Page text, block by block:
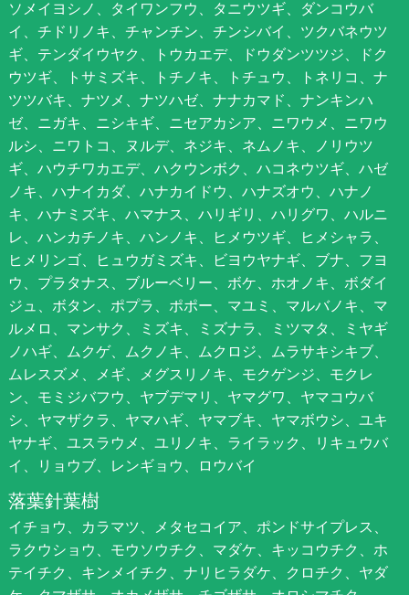
ソメイヨシノ、タイワンフウ、タニウツギ、ダンコウバ
イ、チドリノキ、チャンチン、チンシバイ、ツクバネウツ
ギ、テンダイウヤク、トウカエデ、ドウダンツツジ、ドク
ウツギ、トサミズキ、トチノキ、トチュウ、トネリコ、ナ
ツツバキ、ナツメ、ナツハゼ、ナナカマド、ナンキンハ
ゼ、ニガキ、ニシキギ、ニセアカシア、ニワウメ、ニワウ
ルシ、ニワトコ、ヌルデ、ネジキ、ネムノキ、ノリウツ
ギ、ハウチワカエデ、ハクウンボク、ハコネウツギ、ハゼ
ノキ、ハナイカダ、ハナカイドウ、ハナズオウ、ハナノ
キ、ハナミズキ、ハマナス、ハリギリ、ハリグワ、ハルニ
レ、ハンカチノキ、ハンノキ、ヒメウツギ、ヒメシャラ、
ヒメリンゴ、ヒュウガミズキ、ビヨウヤナギ、ブナ、フヨ
ウ、プラタナス、ブルーベリー、ボケ、ホオノキ、ボダイ
ジュ、ボタン、ポプラ、ポポー、マユミ、マルバノキ、マ
ルメロ、マンサク、ミズキ、ミズナラ、ミツマタ、ミヤギ
ノハギ、ムクゲ、ムクノキ、ムクロジ、ムラサキシキブ、
ムレスズメ、メギ、メグスリノキ、モクゲンジ、モクレ
ン、モミジバフウ、ヤブデマリ、ヤマグワ、ヤマコウバ
シ、ヤマザクラ、ヤマハギ、ヤマブキ、ヤマボウシ、ユキ
ヤナギ、ユスラウメ、ユリノキ、ライラック、リキュウバ
イ、リョウブ、レンギョウ、ロウバイ
落葉針葉樹
イチョウ、カラマツ、メタセコイア、ポンドサイプレス、
ラクウショウ、モウソウチク、マダケ、キッコウチク、ホ
テイチク、キンメイチク、ナリヒラダケ、クロチク、ヤダ